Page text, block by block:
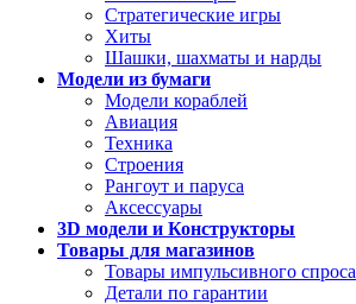
Стратегические игры
Хиты
Шашки, шахматы и нарды
Модели из бумаги
Модели кораблей
Авиация
Техника
Строения
Рангоут и паруса
Аксессуары
3D модели и Конструкторы
Товары для магазинов
Товары импульсивного спроса
Детали по гарантии